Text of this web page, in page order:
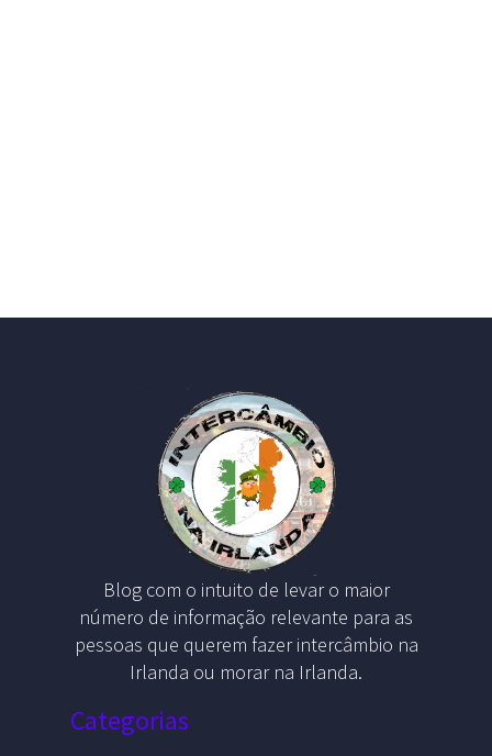
Blog com o intuito de levar o maior
número de informação relevante para as
pessoas que querem fazer intercâmbio na
Irlanda ou morar na Irlanda.
Categorias